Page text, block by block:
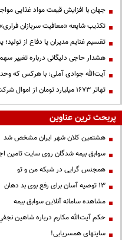
جهان با افزایش قیمت مواد غذایی
تکذیب شایعه «معافیت سربازان فراری»
تقسیم غنایم مدیران یا دفاع از
هشدار حاجی دلیگانی درباره تغییر
آیت‌الله جوادی آملی: با هرکس که
تهاتر ۱۶۷۳ میلیارد تومان از اموال شرکت‌های تراستی
پربحث ترین عناوین
هشتمین کلان شهر ایران مشخص شد
سوابق بیمه شدگان روی سایت تامین
همجنس گرایی در شبکه من و تو
13 توصیه آسان برای رفع بوی بد دهان
مشاهده سامانه آنلاين سوابق بیمه
حكم آيت‌الله مكارم درباره شاهين
سایتهای همسریابی!